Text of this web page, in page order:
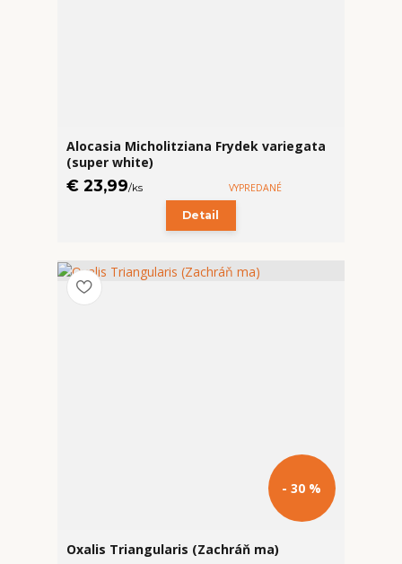
Alocasia Micholitziana Frydek variegata
(super white)
€ 23,99/ks VYPREDANÉ
Detail
- 30 %
Oxalis Triangularis (Zachráň ma)